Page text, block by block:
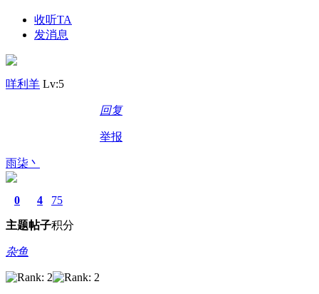
收听TA
发消息
咩利羊 Lv:5
回复
举报
雨柒丶
0
主题
4
帖子
75
积分
杂鱼